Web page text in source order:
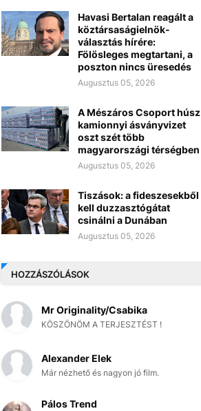
Havasi Bertalan reagált a
köztársaságielnök-
választás hírére:
Fölösleges megtartani, a
poszton nincs üresedés
Augusztus 05, 2026
A Mészáros Csoport húsz
kamionnyi ásványvizet
oszt szét több
magyarországi térségben
Augusztus 05, 2026
Tiszások: a fideszesekből
kell duzzasztógátat
csinálni a Dunában
Augusztus 05, 2026
HOZZÁSZÓLÁSOK
Mr Originality/Csabika
KÖSZÖNÖM A TERJESZTÉST !
Alexander Elek
Már nézhető és nagyon jó film.
Pálos Trend